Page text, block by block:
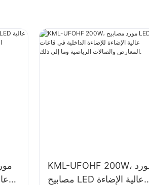
KML-UFOHF 200W، مورد
مصابيح LED عالية الإضاءة